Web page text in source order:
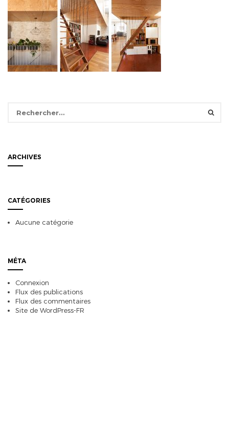
ARCHIVES
CATÉGORIES
Aucune catégorie
MÉTA
Connexion
Flux des publications
Flux des commentaires
Site de WordPress-FR